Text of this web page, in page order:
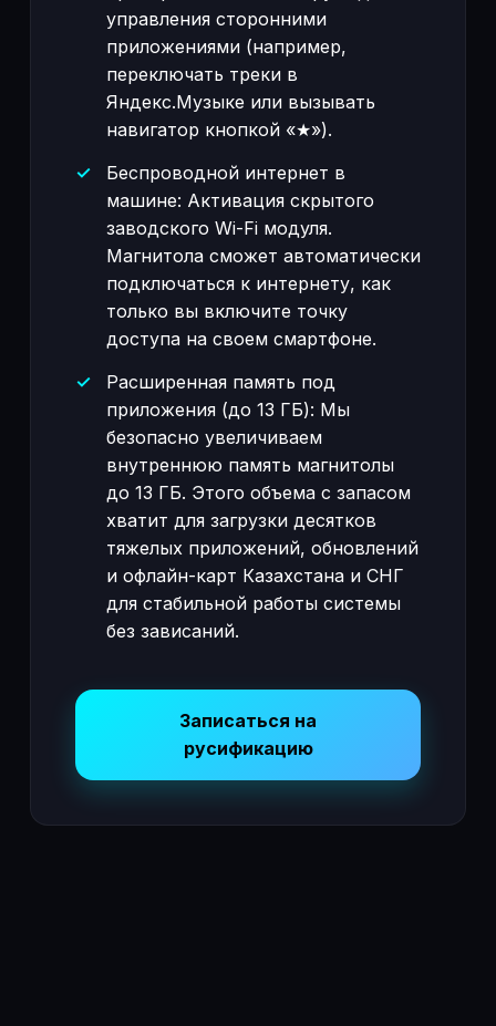
управления сторонними
приложениями (например,
переключать треки в
Яндекс.Музыке или вызывать
навигатор кнопкой «★»).
Беспроводной интернет в
машине: Активация скрытого
заводского Wi-Fi модуля.
Магнитола сможет автоматически
подключаться к интернету, как
только вы включите точку
доступа на своем смартфоне.
Расширенная память под
приложения (до 13 ГБ): Мы
безопасно увеличиваем
внутреннюю память магнитолы
до 13 ГБ. Этого объема с запасом
хватит для загрузки десятков
тяжелых приложений, обновлений
и офлайн-карт Казахстана и СНГ
для стабильной работы системы
без зависаний.
Записаться на
русификацию